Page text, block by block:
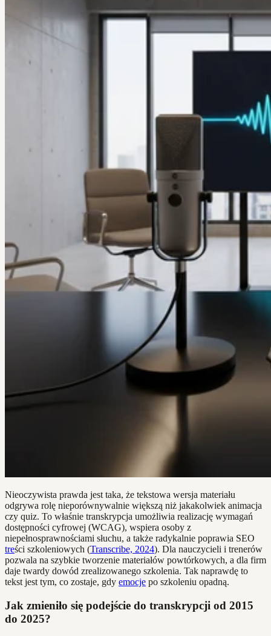
Nieoczywista prawda jest taka, że tekstowa wersja materiału
odgrywa rolę nieporównywalnie większą niż jakakolwiek animacja
czy quiz. To właśnie transkrypcja umożliwia realizację wymagań
dostępności cyfrowej (WCAG), wspiera osoby z
niepełnosprawnościami słuchu, a także radykalnie poprawia SEO
treści szkoleniowych (Transcribe, 2024). Dla nauczycieli i trenerów
pozwala na szybkie tworzenie materiałów powtórkowych, a dla firm
daje twardy dowód zrealizowanego szkolenia. Tak naprawdę to
tekst jest tym, co zostaje, gdy emocje po szkoleniu opadną.
Jak zmieniło się podejście do transkrypcji od 2015
do 2025?